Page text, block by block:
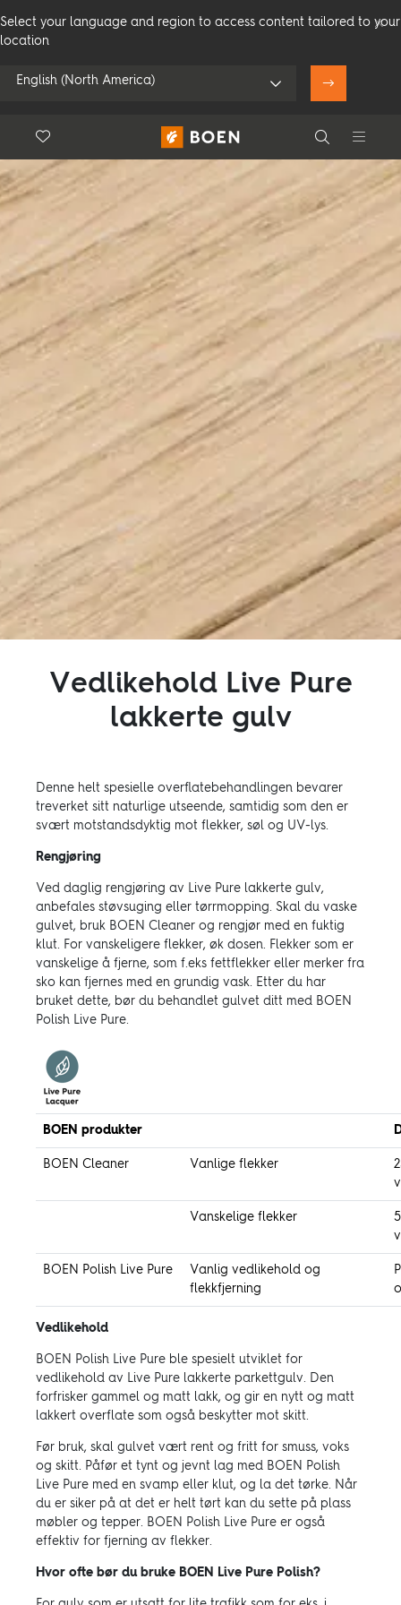
Select your language and region to access content tailored to your
location
English (North America)
Bruk min posisjon
Se alle forhandlere
Search
Search
Floor.Wishlist
Profesjonelle
Bærekraft
Teknisk
Vedlikehold Live Pure
lakkerte gulv
Denne helt spesielle overﬂatebehandlingen bevarer
treverket sitt naturlige utseende, samtidig som den er
svært motstandsdyktig mot flekker, søl og UV-lys.
Rengjøring
Ved daglig rengjøring av Live Pure lakkerte gulv,
anbefales støvsuging eller tørrmopping. Skal du vaske
gulvet, bruk BOEN Cleaner og rengjør med en fuktig
klut. For vanskeligere flekker, øk dosen. Flekker som er
vanskelige å fjerne, som f.eks fettflekker eller merker fra
sko kan fjernes med en grundig vask. Etter du har
bruket dette, bør du behandlet gulvet ditt med BOEN
Polish Live Pure.
BOEN produkter
BOEN Cleaner Vanlige flekker
Vanskelige flekker
BOEN Polish Live Pure
Vanlig vedlikehold og
flekkfjerning
Vedlikehold
BOEN Polish Live Pure ble spesielt utviklet for
vedlikehold av Live Pure lakkerte parkettgulv. Den
forfrisker gammel og matt lakk, og gir en nytt og matt
lakkert overflate som også beskytter mot skitt.
Før bruk, skal gulvet vært rent og fritt for smuss, voks
og skitt. Påfør et tynt og jevnt lag med BOEN Polish
Live Pure med en svamp eller klut, og la det tørke. Når
du er siker på at det er helt tørt kan du sette på plass
møbler og tepper. BOEN Polish Live Pure er også
effektiv for fjerning av flekker.
Hvor ofte bør du bruke BOEN Live Pure Polish?